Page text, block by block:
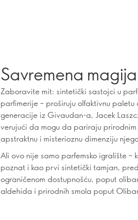
Savremena
Zaboravite mit: sintetički sastojci u
parfimerije – proširuju olfaktivnu
generacije iz Givaudan-a, Jacek
verujući da mogu da pariraju
apstraktnu i misterioznu dimenziju
Ali ovo nije samo parfemsko igralište
poznat i kao prvi sintetički tamjan,
ograničenom dostupnošću, poput
aldehida i prirodnih smola poput